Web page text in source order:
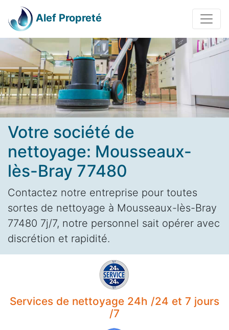
Alef Propreté
Votre société de
nettoyage: Mousseaux-
lès-Bray 77480
Contactez notre entreprise pour toutes
sortes de nettoyage à Mousseaux-lès-Bray
77480 7j/7, notre personnel sait opérer avec
discrétion et rapidité.
Services de nettoyage 24h /24 et 7 jours
/7